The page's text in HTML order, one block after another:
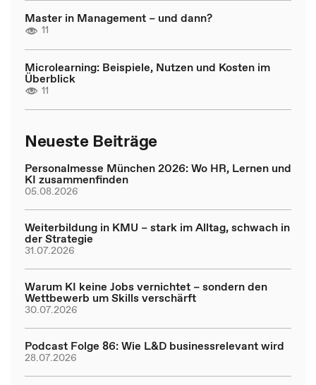
Master in Management – und dann?
11
Microlearning: Beispiele, Nutzen und Kosten im
Überblick
11
Neueste Beiträge
Personalmesse München 2026: Wo HR, Lernen und
KI zusammenfinden
05.08.2026
Weiterbildung in KMU – stark im Alltag, schwach in
der Strategie
31.07.2026
Warum KI keine Jobs vernichtet – sondern den
Wettbewerb um Skills verschärft
30.07.2026
Podcast Folge 86: Wie L&D businessrelevant wird
28.07.2026